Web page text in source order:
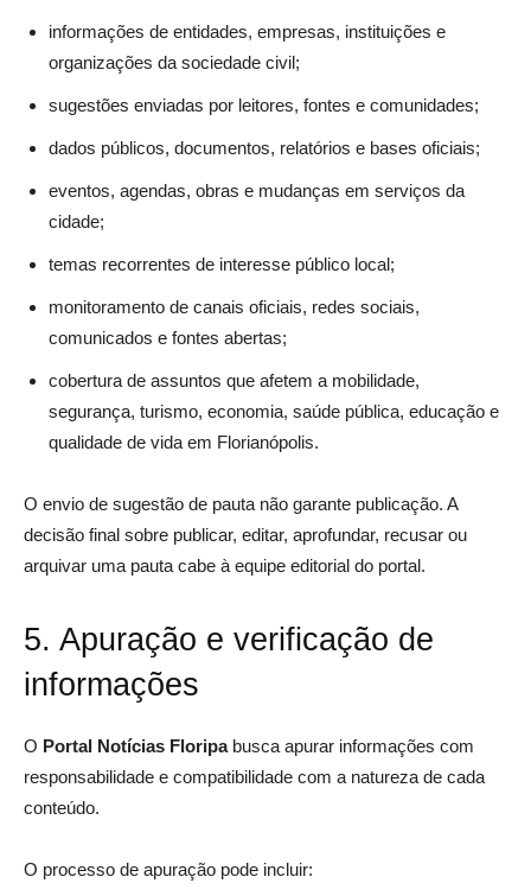
informações de entidades, empresas, instituições e
organizações da sociedade civil;
sugestões enviadas por leitores, fontes e comunidades;
dados públicos, documentos, relatórios e bases oficiais;
eventos, agendas, obras e mudanças em serviços da
cidade;
temas recorrentes de interesse público local;
monitoramento de canais oficiais, redes sociais,
comunicados e fontes abertas;
cobertura de assuntos que afetem a mobilidade,
segurança, turismo, economia, saúde pública, educação e
qualidade de vida em Florianópolis.
O envio de sugestão de pauta não garante publicação. A
decisão final sobre publicar, editar, aprofundar, recusar ou
arquivar uma pauta cabe à equipe editorial do portal.
5. Apuração e verificação de
informações
O Portal Notícias Floripabusca apurar informações com
responsabilidade e compatibilidade com a natureza de cada
conteúdo.
O processo de apuração pode incluir: